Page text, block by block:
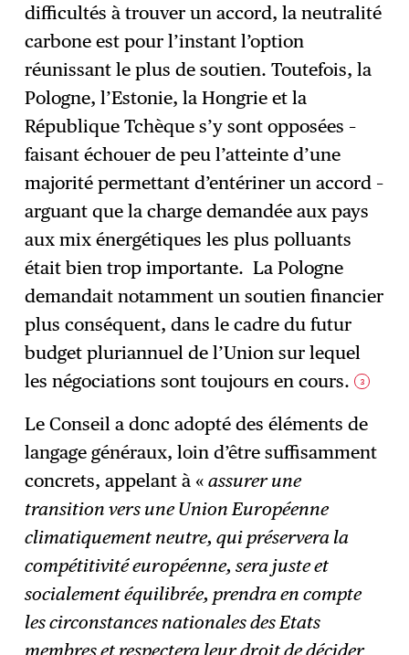
difficultés à trouver un accord, la neutralité
carbone est pour l’instant l’option
réunissant le plus de soutien. Toutefois, la
Pologne, l’Estonie, la Hongrie et la
République Tchèque s’y sont opposées –
faisant échouer de peu l’atteinte d’une
majorité permettant d’entériner un accord –
arguant que la charge demandée aux pays
aux mix énergétiques les plus polluants
était bien trop importante. La Pologne
demandait notamment un soutien financier
plus conséquent, dans le cadre du futur
budget pluriannuel de l’Union sur lequel
les négociations sont toujours en cours. 3
Le Conseil a donc adopté des éléments de
langage généraux, loin d’être suffisamment
concrets, appelant à «assurer une
transition vers une Union Européenne
climatiquement neutre, qui préservera la
compétitivité européenne, sera juste et
socialement équilibrée, prendra en compte
les circonstances nationales des Etats
membres et respectera leur droit de décider